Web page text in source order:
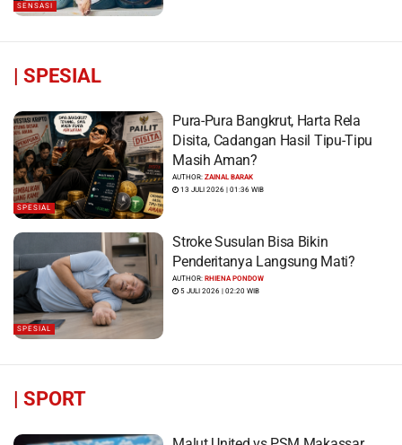
SENSASI
| SPESIAL
SPESIAL
Pura-Pura Bangkrut, Harta Rela
Disita, Cadangan Hasil Tipu-Tipu
Masih Aman?
AUTHOR:ZAINAL BARAK
13 JULI 2026 | 01:36 WIB
SPESIAL
Stroke Susulan Bisa Bikin
Penderitanya Langsung Mati?
AUTHOR:RHIENA PONDOW
5 JULI 2026 | 02:20 WIB
| SPORT